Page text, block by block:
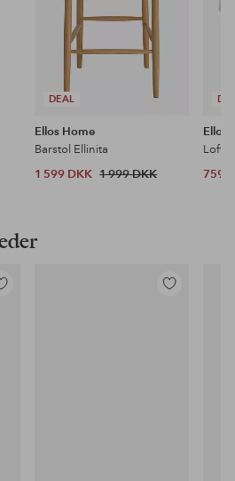
DEAL
Ellos Home
Barstol Ellinita
1 599 DKK 1 999 DKK
Ellos
759
Tilføj